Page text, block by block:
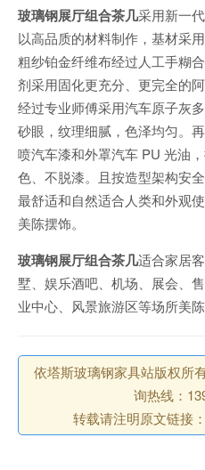
玻璃钢展厅组合茶几采用新一
以高品质的材料制作，基材采
粗纱铂金纤维布经过人工手糊
剂采用固化更充分、更完全的
经过专业师傅采用汽车原子灰
砂眼，纹理细腻，色泽均匀。
喷汽车漆和外罩汽车 PU 光油
色、不脱漆。且按造型架构安
最舒适和自然适合人类和外观
美陈摆饰。
玻璃钢展厅组合茶几适合家居
墅、娱乐酒吧、机场、展会、
业中心、风景旅游区等场所美陈
依塔斯玻璃钢家具站版权所
询热线：
转载请注明原文链接：